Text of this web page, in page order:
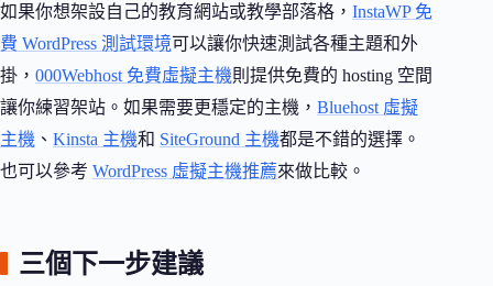
如果你想架設自己的教育網站或教學部落格， InstaWP 免
費 WordPress 測試環境可以讓你快速測試各種主題和外
掛， 000Webhost 免費虛擬主機則提供免費的 hosting 空間
讓你練習架站。如果需要更穩定的主機， Bluehost 虛擬
主機 、 Kinsta 主機和 SiteGround 主機都是不錯的選擇。
也可以參考 WordPress 虛擬主機推薦來做比較。
三個下一步建議